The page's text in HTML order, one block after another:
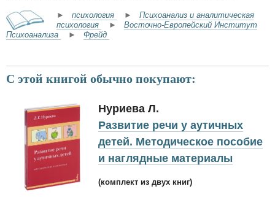
► психология ► Психоанализ и аналитическая
психология
► Восточно-Европейский Институт
Психоанализа
► Фрейд
С этой книгой обычно покупают:
Нуриева Л.
Развитие речи у аутичных
детей. Методическое пособие
и наглядные материалы
(комплект из двух книг)